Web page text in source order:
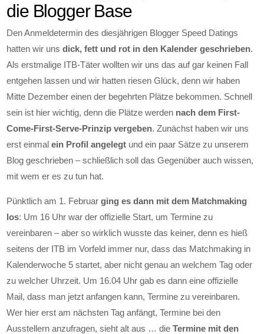
die Blogger Base
Den Anmeldetermin des diesjährigen Blogger Speed Datings
hatten wir unsdick, fett und rot in den Kalender geschrieben.
Als erstmalige ITB-Täter wollten wir uns das auf gar keinen Fall
entgehen lassen und wir hatten riesen Glück, denn wir haben
Mitte Dezember einen der begehrten Plätze bekommen. Schnell
sein ist hier wichtig, denn die Plätze werden nach dem First-
Come-First-Serve-Prinzip vergeben. Zunächst haben wir uns
erst einmalein Profil angelegt und ein paar Sätze zu unserem
Blog geschrieben – schließlich soll das Gegenüber auch wissen,
mit wem er es zu tun hat.
Pünktlich am 1. Februarging es dann mit dem Matchmaking
los: Um 16 Uhr war der offizielle Start, um Termine zu
vereinbaren – aber so wirklich wusste das keiner, denn es hieß
seitens der ITB im Vorfeld immer nur, dass das Matchmaking in
Kalenderwoche 5 startet, aber nicht genau an welchem Tag oder
zu welcher Uhrzeit. Um 16.04 Uhr gab es dann eine offizielle
Mail, dass man jetzt anfangen kann, Termine zu vereinbaren.
Wer hier erst am nächsten Tag anfängt, Termine bei den
Ausstellern anzufragen, sieht alt aus … dieTermine mit den